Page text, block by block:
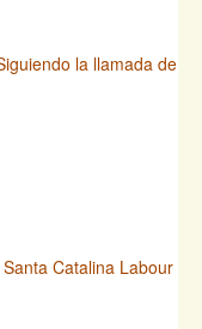
la llamada de
Catalina Labour